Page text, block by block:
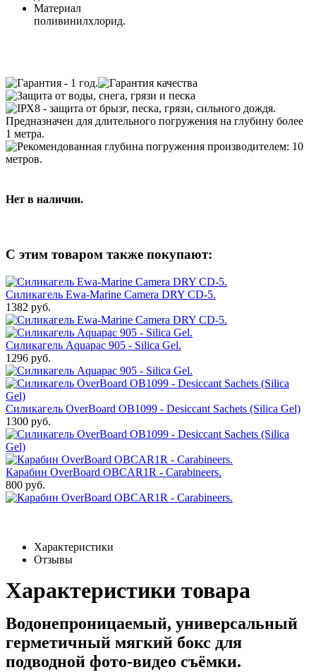
Материал
поливинилхлорид.
Нет в наличии.
С этим товаром также покупают:
Силикагель Ewa-Marine Camera DRY CD-5.
1382 руб.
Силикагель Aquapac 905 - Silica Gel.
1296 руб.
Силикагель OverBoard OB1099 - Desiccant Sachets (Silica Gel)
1300 руб.
Карабин OverBoard OBCAR1R - Carabineers.
800 руб.
Характеристики
Отзывы
Характеристики товара
Водонепроницаемый, универсальный
герметичный мягкий бокс для
подводной фото-видео съёмки.